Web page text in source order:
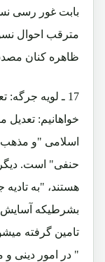
بابت غور رسی
مترقب احوال
ظاهره کنان
17 ـ لویه
اسلامی "و
حنفی" است. دیگر
هستند، "به تادیه
بشرطیکه آسایش
" در امور دینی